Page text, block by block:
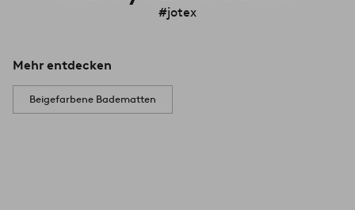
#jotex
Mehr entdecken
Beigefarbene Badematten